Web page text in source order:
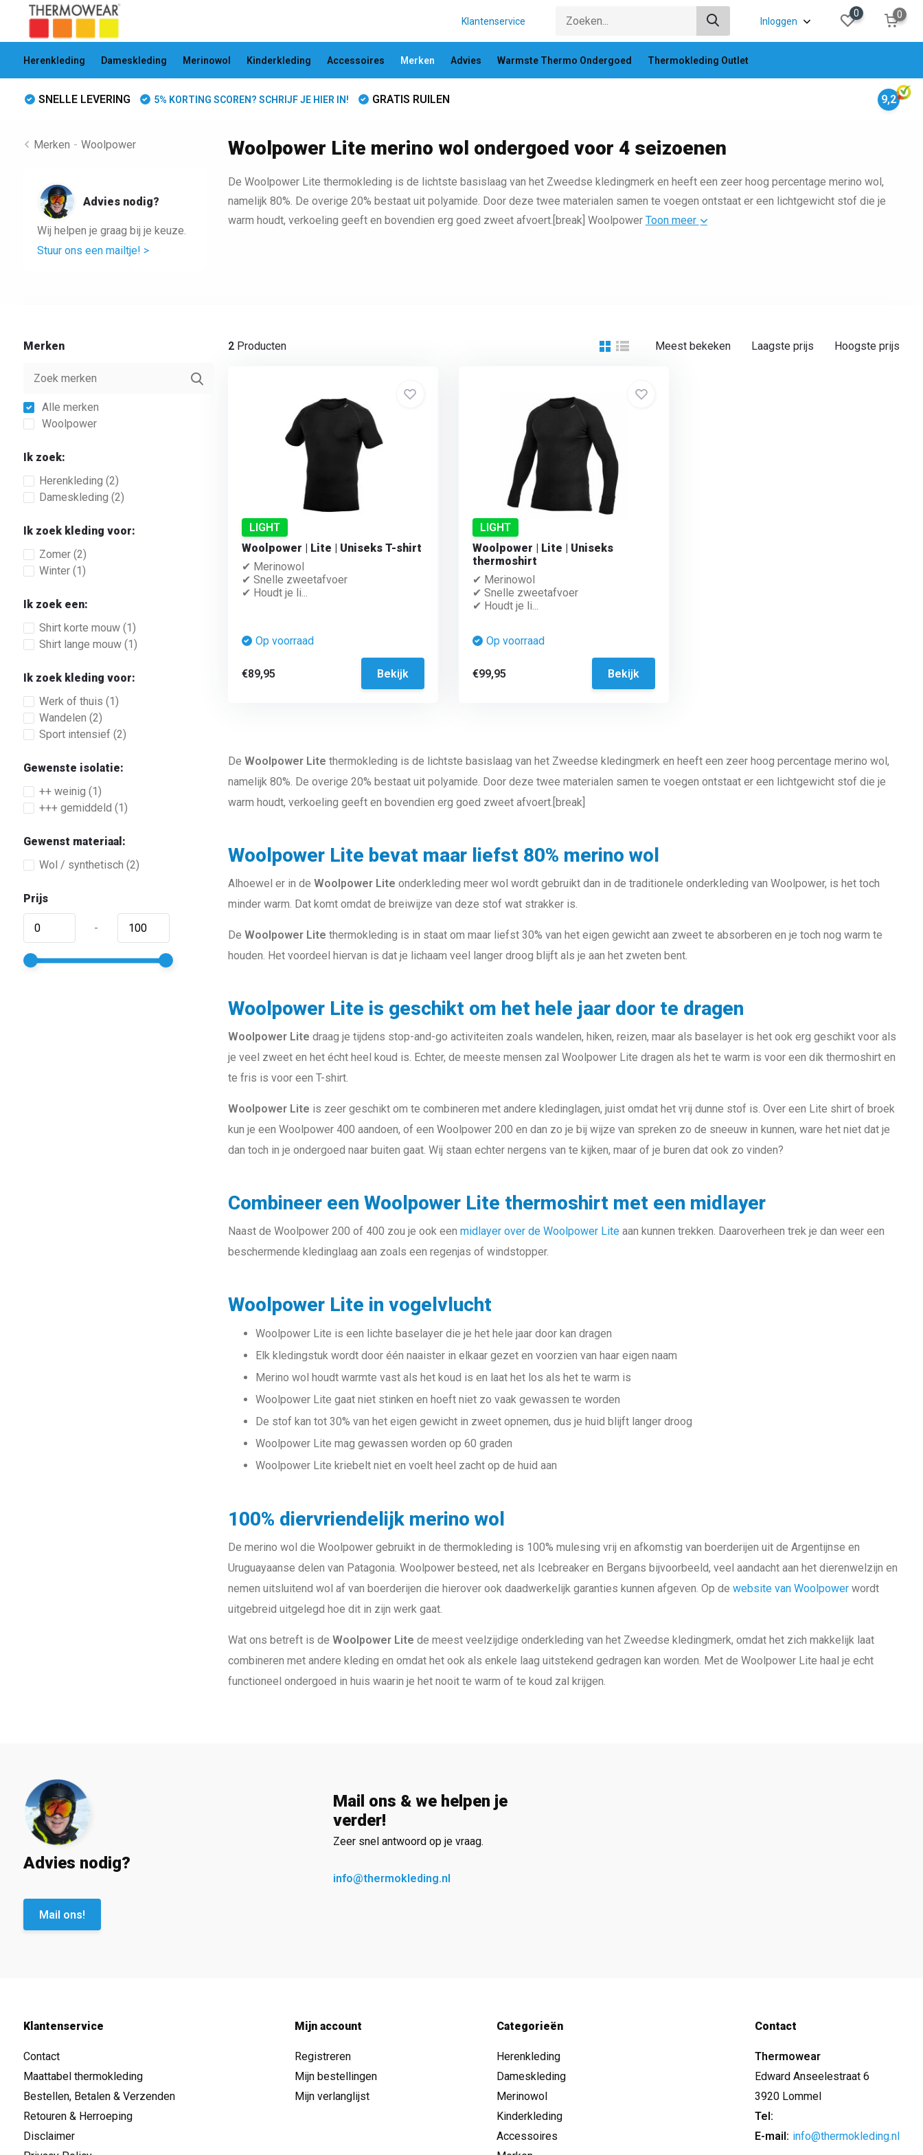
Klantenservice Inloggen
0 0
Herenkleding Dameskleding Merinowol Kinderkleding Accessoires Merken Advies Warmste Thermo Ondergoed Thermokleding Outlet
SNELLE LEVERING 5% KORTING SCOREN? SCHRIJF JE HIER IN! GRATIS RUILEN 9,2
Merken - Woolpower
Advies nodig?
Wij helpen je graag bij je keuze.
Stuur ons een mailtje! >
Woolpower Lite merino wol ondergoed voor 4 seizoenen
De Woolpower Lite thermokleding is de lichtste basislaag van het Zweedse kledingmerk en heeft een zeer hoog percentage merino wol,
namelijk 80%. De overige 20% bestaat uit polyamide. Door deze twee materialen samen te voegen ontstaat er een lichtgewicht stof die je
warm houdt, verkoeling geeft en bovendien erg goed zweet afvoert.[break] Woolpower Toon meer
Merken
Alle merken
Woolpower
Ik zoek:
Herenkleding (2)
Dameskleding (2)
Ik zoek kleding voor:
Zomer (2)
Winter (1)
Ik zoek een:
Shirt korte mouw (1)
Shirt lange mouw (1)
Ik zoek kleding voor:
Werk of thuis (1)
Wandelen (2)
Sport intensief (2)
Gewenste isolatie:
++ weinig (1)
+++ gemiddeld (1)
Gewenst materiaal:
Wol / synthetisch (2)
Prijs
-
2Producten Meest bekeken Laagste prijs Hoogste prijs
LIGHT
Woolpower | Lite | Uniseks T-shirt
✔ Merinowol
✔ Snelle zweetafvoer
✔ Houdt je li...
Op voorraad
€89,95 Bekijk
LIGHT
Woolpower | Lite | Uniseks
thermoshirt
✔ Merinowol
✔ Snelle zweetafvoer
✔ Houdt je li...
Op voorraad
€99,95 Bekijk
De Woolpower Lite thermokleding is de lichtste basislaag van het Zweedse kledingmerk en heeft een zeer hoog percentage merino wol,
namelijk 80%. De overige 20% bestaat uit polyamide. Door deze twee materialen samen te voegen ontstaat er een lichtgewicht stof die je
warm houdt, verkoeling geeft en bovendien erg goed zweet afvoert.[break]
Woolpower Lite bevat maar liefst 80% merino wol
Alhoewel er in de Woolpower Lite onderkleding meer wol wordt gebruikt dan in de traditionele onderkleding van Woolpower, is het toch
minder warm. Dat komt omdat de breiwijze van deze stof wat strakker is.
De Woolpower Lite thermokleding is in staat om maar liefst 30% van het eigen gewicht aan zweet te absorberen en je toch nog warm te
houden. Het voordeel hiervan is dat je lichaam veel langer droog blijft als je aan het zweten bent.
Woolpower Lite is geschikt om het hele jaar door te dragen
Woolpower Lite draag je tijdens stop-and-go activiteiten zoals wandelen, hiken, reizen, maar als baselayer is het ook erg geschikt voor als
je veel zweet en het écht heel koud is. Echter, de meeste mensen zal Woolpower Lite dragen als het te warm is voor een dik thermoshirt en
te fris is voor een T-shirt.
Woolpower Lite is zeer geschikt om te combineren met andere kledinglagen, juist omdat het vrij dunne stof is. Over een Lite shirt of broek
kun je een Woolpower 400 aandoen, of een Woolpower 200 en dan zo je bij wijze van spreken zo de sneeuw in kunnen, ware het niet dat je
dan toch in je ondergoed naar buiten gaat. Wij staan echter nergens van te kijken, maar of je buren dat ook zo vinden?
Combineer een Woolpower Lite thermoshirt met een midlayer
Naast de Woolpower 200 of 400 zou je ook een midlayer over de Woolpower Liteaan kunnen trekken. Daaroverheen trek je dan weer een
beschermende kledinglaag aan zoals een regenjas of windstopper.
Woolpower Lite in vogelvlucht
Woolpower Lite is een lichte baselayer die je het hele jaar door kan dragen
Elk kledingstuk wordt door één naaister in elkaar gezet en voorzien van haar eigen naam
Merino wol houdt warmte vast als het koud is en laat het los als het te warm is
Woolpower Lite gaat niet stinken en hoeft niet zo vaak gewassen te worden
De stof kan tot 30% van het eigen gewicht in zweet opnemen, dus je huid blijft langer droog
Woolpower Lite mag gewassen worden op 60 graden
Woolpower Lite kriebelt niet en voelt heel zacht op de huid aan
100% diervriendelijk merino wol
De merino wol die Woolpower gebruikt in de thermokleding is 100% mulesing vrij en afkomstig van boerderijen uit de Argentijnse en
Uruguayaanse delen van Patagonia. Woolpower besteed, net als Icebreaker en Bergans bijvoorbeeld, veel aandacht aan het dierenwelzijn en
nemen uitsluitend wol af van boerderijen die hierover ook daadwerkelijk garanties kunnen afgeven. Op de website van Woolpowerwordt
uitgebreid uitgelegd hoe dit in zijn werk gaat.
Wat ons betreft is de Woolpower Lite de meest veelzijdige onderkleding van het Zweedse kledingmerk, omdat het zich makkelijk laat
combineren met andere kleding en omdat het ook als enkele laag uitstekend gedragen kan worden. Met de Woolpower Lite haal je echt
functioneel ondergoed in huis waarin je het nooit te warm of te koud zal krijgen.
Advies nodig?
Mail ons!
Mail ons & we helpen je
verder!
Zeer snel antwoord op je vraag.
info@thermokleding.nl
Klantenservice
Contact
Maattabel thermokleding
Bestellen, Betalen & Verzenden
Retouren & Herroeping
Disclaimer
Mijn account
Registreren
Mijn bestellingen
Mijn verlanglijst
Categorieën
Herenkleding
Dameskleding
Merinowol
Kinderkleding
Accessoires
Contact
Thermowear
Edward Anseelestraat 6
3920 Lommel
Tel:
E-mail: info@thermokleding.nl